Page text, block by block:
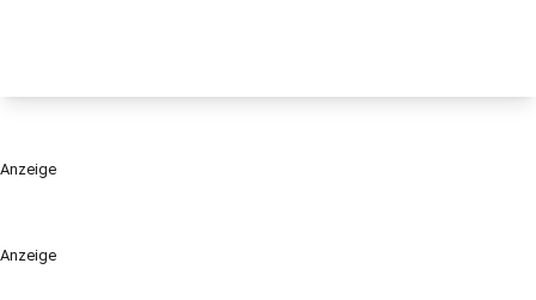
Anzeige
Anzeige